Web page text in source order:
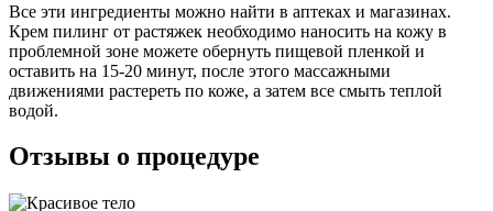
Все эти ингредиенты можно найти в аптеках и магазинах.
Крем пилинг от растяжек необходимо наносить на кожу в
проблемной зоне можете обернуть пищевой пленкой и
оставить на 15-20 минут, после этого массажными
движениями растереть по коже, а затем все смыть теплой
водой.
Отзывы о процедуре